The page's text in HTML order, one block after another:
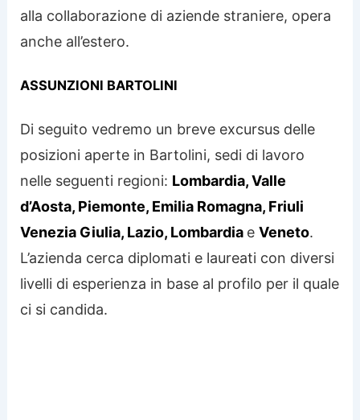
alla collaborazione di aziende straniere, opera
anche all’estero.
ASSUNZIONI BARTOLINI
Di seguito vedremo un breve excursus delle
posizioni aperte in Bartolini, sedi di lavoro
nelle seguenti regioni: Lombardia, Valle
d’Aosta, Piemonte, Emilia Romagna, Friuli
Venezia Giulia, Lazio, Lombardia eVeneto.
L’azienda cerca diplomati e laureati con diversi
livelli di esperienza in base al profilo per il quale
ci si candida.